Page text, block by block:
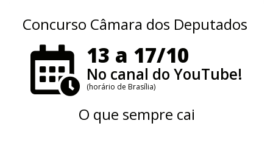
Concurso Câmara dos Deputados
13 a 17/10
No canal do YouTube!
(horário de Brasília)
O que sempre cai